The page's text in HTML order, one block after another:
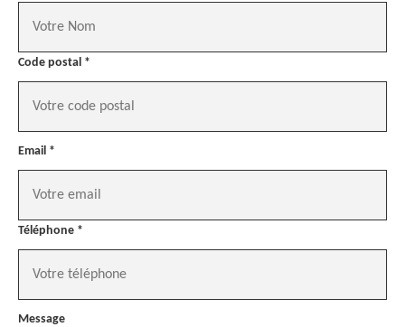
Code postal *
Email *
Téléphone *
Message